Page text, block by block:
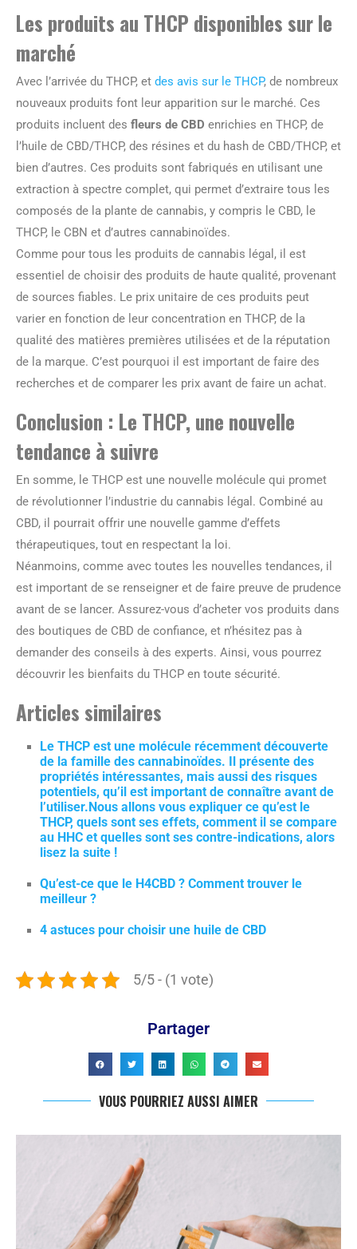
Les produits au THCP disponibles sur le
marché
Avec l’arrivée du THCP, et des avis sur le THCP, de nombreux
nouveaux produits font leur apparition sur le marché. Ces
produits incluent des fleurs de CBD enrichies en THCP, de
l’huile de CBD/THCP, des résines et du hash de CBD/THCP, et
bien d’autres. Ces produits sont fabriqués en utilisant une
extraction à spectre complet, qui permet d’extraire tous les
composés de la plante de cannabis, y compris le CBD, le
THCP, le CBN et d’autres cannabinoïdes.
Comme pour tous les produits de cannabis légal, il est
essentiel de choisir des produits de haute qualité, provenant
de sources fiables. Le prix unitaire de ces produits peut
varier en fonction de leur concentration en THCP, de la
qualité des matières premières utilisées et de la réputation
de la marque. C’est pourquoi il est important de faire des
recherches et de comparer les prix avant de faire un achat.
Conclusion : Le THCP, une nouvelle
tendance à suivre
En somme, le THCP est une nouvelle molécule qui promet
de révolutionner l’industrie du cannabis légal. Combiné au
CBD, il pourrait offrir une nouvelle gamme d’effets
thérapeutiques, tout en respectant la loi.
Néanmoins, comme avec toutes les nouvelles tendances, il
est important de se renseigner et de faire preuve de prudence
avant de se lancer. Assurez-vous d’acheter vos produits dans
des boutiques de CBD de confiance, et n’hésitez pas à
demander des conseils à des experts. Ainsi, vous pourrez
découvrir les bienfaits du THCP en toute sécurité.
Articles similaires
Le THCP est une molécule récemment découverte
de la famille des cannabinoïdes. Il présente des
propriétés intéressantes, mais aussi des risques
potentiels, qu’il est important de connaître avant de
l’utiliser.Nous allons vous expliquer ce qu’est le
THCP, quels sont ses effets, comment il se compare
au HHC et quelles sont ses contre-indications, alors
lisez la suite !
Qu’est-ce que le H4CBD ? Comment trouver le
meilleur ?
4 astuces pour choisir une huile de CBD
5/5 - (1 vote)
Partager
VOUS POURRIEZ AUSSI AIMER